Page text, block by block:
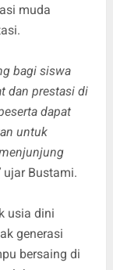
muda
bagi siswa
dan prestasi di
dapat
untuk
ujar Bustami.
usia dini
generasi
bersaing di